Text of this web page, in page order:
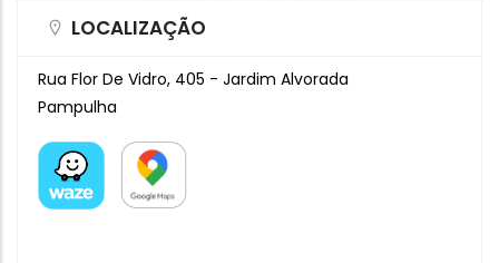
LOCALIZAÇÃO
Rua Flor De Vidro, 405 - Jardim Alvorada
Pampulha